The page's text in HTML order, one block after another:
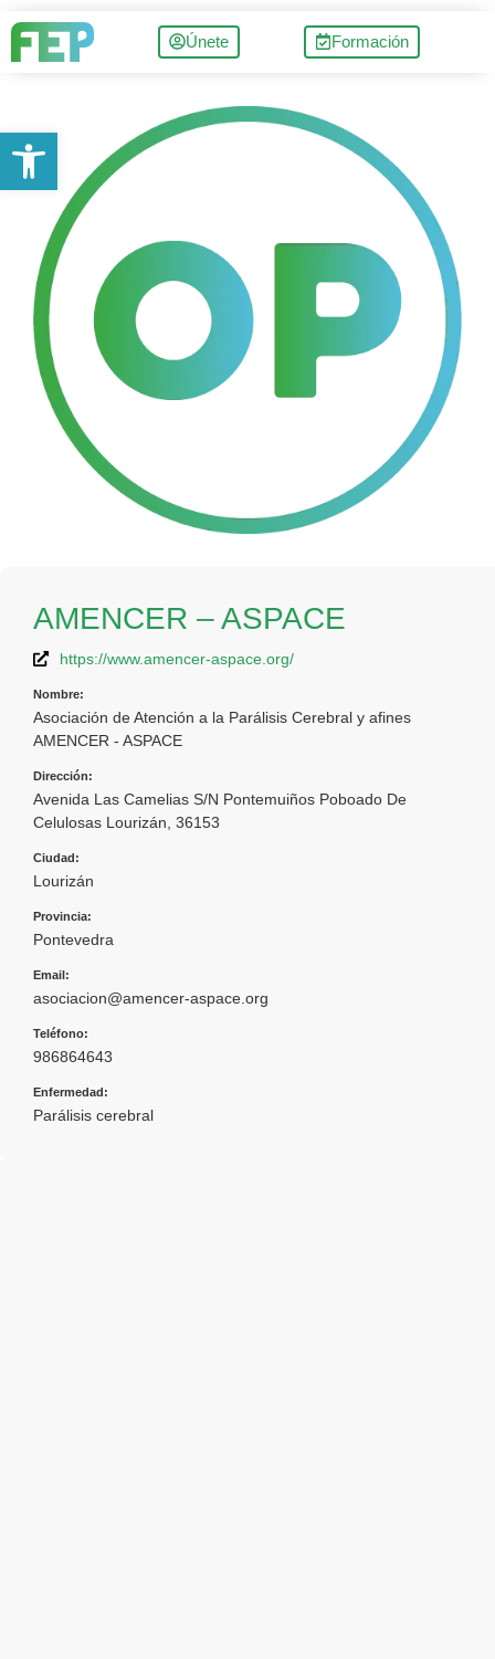
Únete Formación
AMENCER – ASPACE
https://www.amencer-aspace.org/
Nombre:
Asociación de Atención a la Parálisis Cerebral y afines
AMENCER - ASPACE
Dirección:
Avenida Las Camelias S/N Pontemuiños Poboado De
Celulosas Lourizán, 36153
Ciudad:
Lourizán
Provincia:
Pontevedra
Email:
asociacion@amencer-aspace.org
Teléfono:
986864643
Enfermedad:
Parálisis cerebral
Abrir barra de herramientas